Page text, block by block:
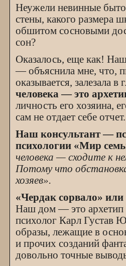
Неужели невинные
стены, какого размера
обшитом сосновыми
сон?
Оказалось, еще как!
— объяснила мне, что,
оказывается, залезала
человека — это
личность его хозяина,
сам не отдает себе отчет.
Наш консультант —
психологии «Мир
человека — сходите к
Потому что
хозяев».
«Чердак сорвало»
Наш дом — это архетип
психолог Карл Густав
образы, лежащие в
и прочих созданий
довольно точные